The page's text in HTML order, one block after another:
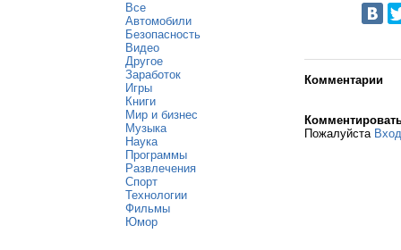
Все
Автомобили
Безопасность
Видео
Другое
Заработок
Игры
Книги
Мир и бизнес
Музыка
Наука
Программы
Развлечения
Спорт
Технологии
Фильмы
Юмор
Комментарии
Пожалуйста Вход